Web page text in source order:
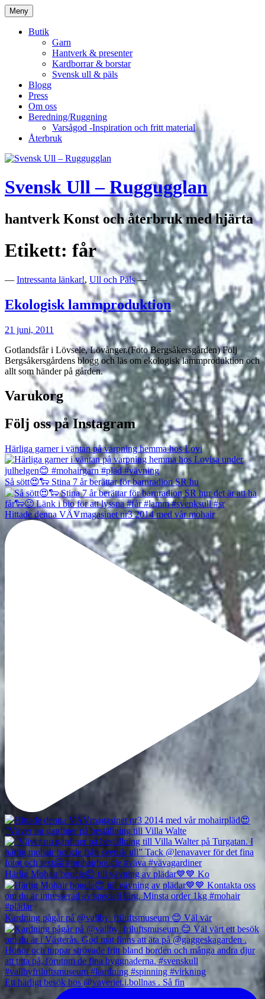
Hoppa
till
innehåll
Meny
Butik
Garn
Hantverk & presenter
Kardborrar & borstar
Svensk ull & päls
Blogg
Press
Om oss
Beredning/Ruggning
Varsågod -Inspiration och fritt material
Återbruk
Svensk Ull – Ruggugglan
hantverk Konst och återbruk med hjärta
Etikett: får
— Intressanta länkar!, Ull och Päls—
Ekologisk lammproduktion
21 juni, 2011
Gotlandsfår i Lövsele, Lövånger.(Foto Bergsåkersgården) Följ
Bergsåkersgårdens blogg och läs om ekologisk lammproduktion och
allt som händer på gården.
Varukorg
Följ oss på Instagram
Härliga garner i väntan på varpning hemma hos Lovi
Så sött😍🐑 Stina 7 år berättar för barnradion SR hu
Hittade denna VÄVmagasinet nr3 2014 med vår mohair
”Väver nu gardiner på beställning till Villa Walte
Härlig Mohair boucle😊 till vävning av plädar💙💙 Ko
Kardning pågår på @vallby_friluftsmuseum 😊 Väl vär
Ett härligt besök hos @vaveriet.i.bollnas . Så fin